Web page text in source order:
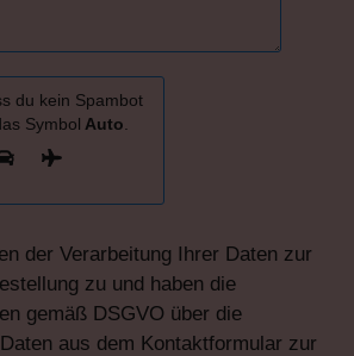
du kein Spambot
Symbol Auto
der Verarbeitung Ihrer Daten zur
zu und haben die
gemäß DSGVO über die
aus dem Kontaktformular zur